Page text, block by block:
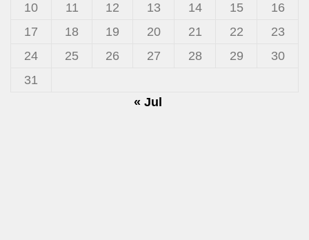
10
11 12 13 14 15
16
17
18 19 20 21 22
23
24
25 26 27 28 29
30
31
« Jul